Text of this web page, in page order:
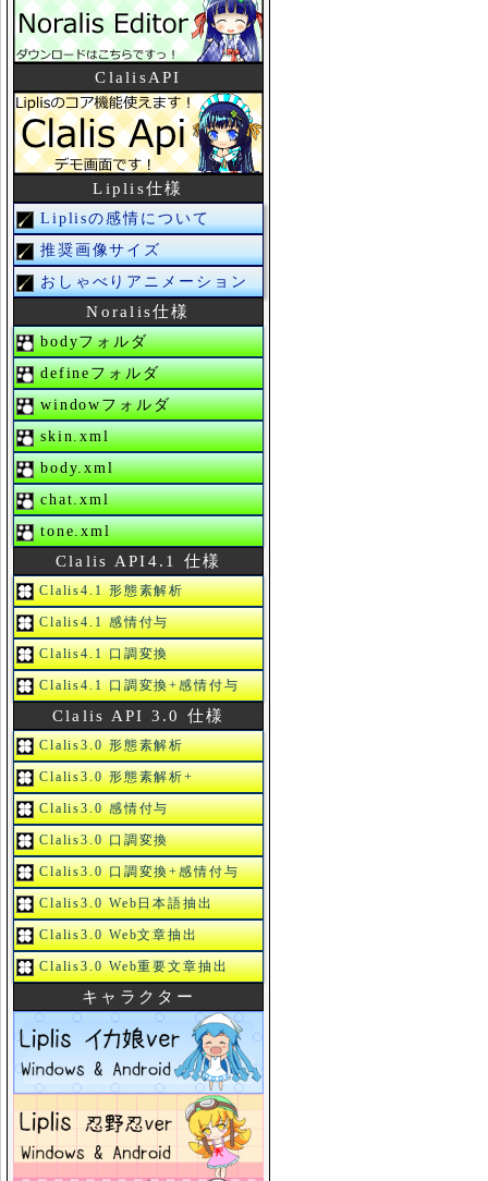
ClalisAPI
Liplis仕様
Liplisの感情について
推奨画像サイズ
おしゃべりアニメーション
Noralis仕様
bodyフォルダ
defineフォルダ
windowフォルダ
skin.xml
body.xml
chat.xml
tone.xml
Clalis API4.1 仕様
Clalis4.1 形態素解析
Clalis4.1 感情付与
Clalis4.1 口調変換
Clalis4.1 口調変換+感情付与
Clalis API 3.0 仕様
Clalis3.0 形態素解析
Clalis3.0 形態素解析+
Clalis3.0 感情付与
Clalis3.0 口調変換
Clalis3.0 口調変換+感情付与
Clalis3.0 Web日本語抽出
Clalis3.0 Web文章抽出
Clalis3.0 Web重要文章抽出
キャラクター